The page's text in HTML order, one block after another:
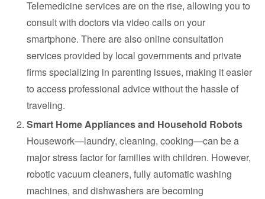
Telemedicine services are on the rise, allowing you to
consult with doctors via video calls on your
smartphone. There are also online consultation
services provided by local governments and private
firms specializing in parenting issues, making it easier
to access professional advice without the hassle of
traveling.
Smart Home Appliances and Household Robots
Housework—laundry, cleaning, cooking—can be a
major stress factor for families with children. However,
robotic vacuum cleaners, fully automatic washing
machines, and dishwashers are becoming